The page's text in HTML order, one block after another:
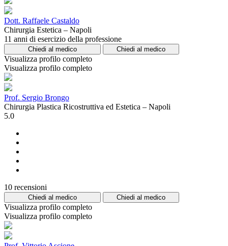
Dott. Raffaele Castaldo
Chirurgia Estetica – Napoli
11 anni di esercizio della professione
Chiedi al medico Chiedi al medico
Visualizza profilo completo
Visualizza profilo completo
Prof. Sergio Brongo
Chirurgia Plastica Ricostruttiva ed Estetica – Napoli
5.0
10 recensioni
Chiedi al medico Chiedi al medico
Visualizza profilo completo
Visualizza profilo completo